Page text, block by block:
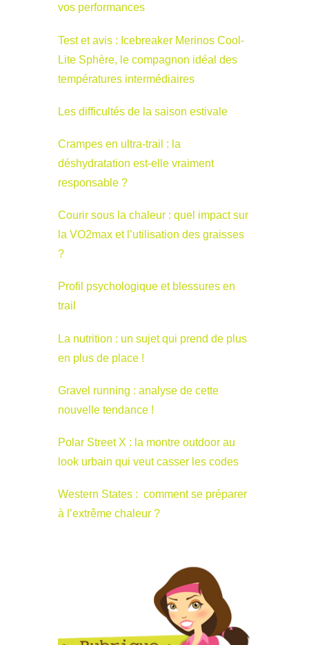
vos performances
Test et avis : Icebreaker Merinos Cool-
Lite Sphère, le compagnon idéal des
températures intermédiaires
Les difficultés de la saison estivale
Crampes en ultra-trail : la
déshydratation est-elle vraiment
responsable ?
Courir sous la chaleur : quel impact sur
la VO2max et l’utilisation des graisses
?
Profil psychologique et blessures en
trail
La nutrition : un sujet qui prend de plus
en plus de place !
Gravel running : analyse de cette
nouvelle tendance !
Polar Street X : la montre outdoor au
look urbain qui veut casser les codes
Western States : comment se préparer
à l’extrême chaleur ?